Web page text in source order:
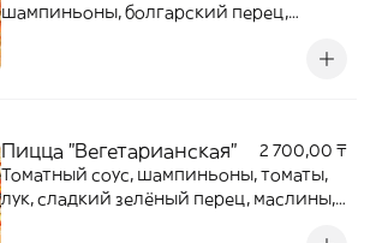
шампиньоны, болгарский перец,
Пицца "Вегетарианская"
2 700,00 ₸
Томатный соус, шампиньоны, томаты,
лук, сладкий зелёный перец, маслины,